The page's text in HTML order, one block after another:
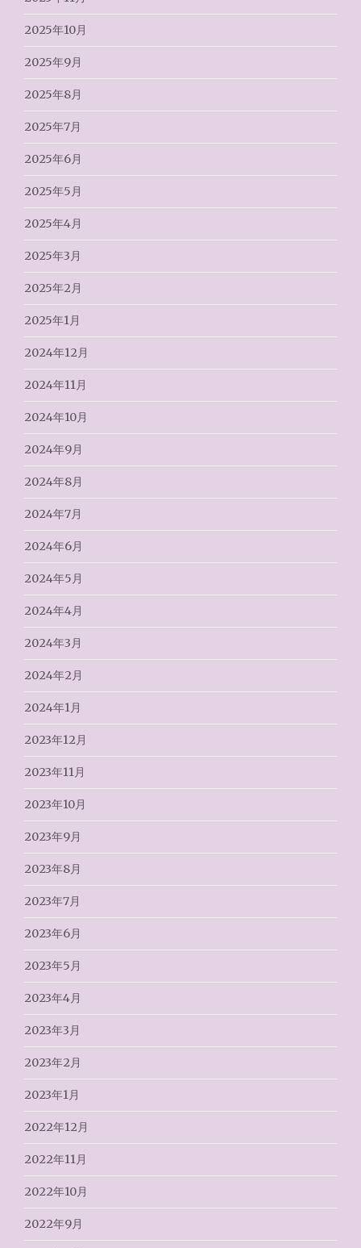
2025年10月
2025年9月
2025年8月
2025年7月
2025年6月
2025年5月
2025年4月
2025年3月
2025年2月
2025年1月
2024年12月
2024年11月
2024年10月
2024年9月
2024年8月
2024年7月
2024年6月
2024年5月
2024年4月
2024年3月
2024年2月
2024年1月
2023年12月
2023年11月
2023年10月
2023年9月
2023年8月
2023年7月
2023年6月
2023年5月
2023年4月
2023年3月
2023年2月
2023年1月
2022年12月
2022年11月
2022年10月
2022年9月